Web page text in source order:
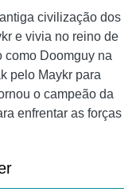
civilização dos
e vivia no reino de
como Doomguy na
pelo Maykr para
o campeão da
enfrentar as forças